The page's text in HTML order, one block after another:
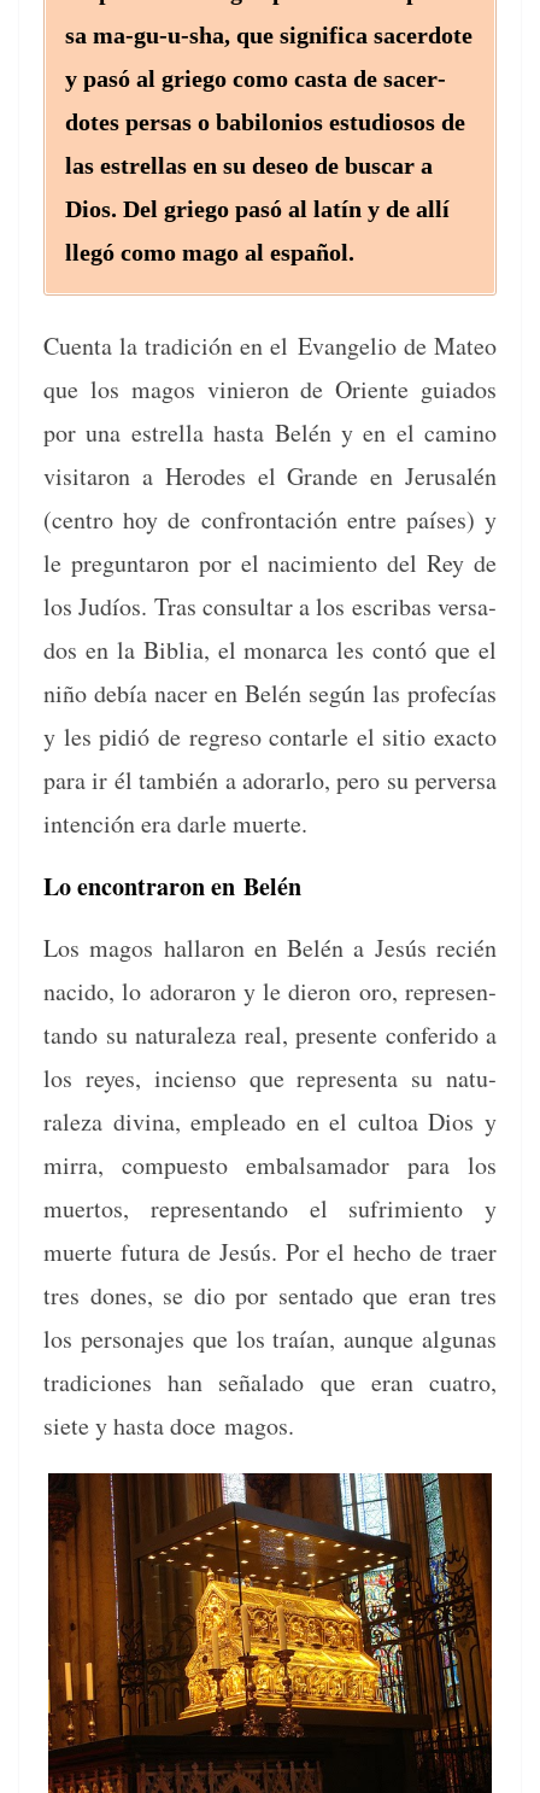
sa ma-gu-u-sha, que sig­nifi­ca sac­er­dote
y pasó al griego como cas­ta de sac­er­
dotes per­sas o babilo­nios estu­diosos de
las estrel­las en su deseo de bus­car a
Dios. Del griego pasó al latín y de allí
llegó como mago al español.
Cuen­ta la tradi­ción en el Evan­ge­lio de Mateo
que los magos vinieron de Ori­ente guia­dos
por una estrel­la has­ta Belén y en el camino
vis­i­taron a Herodes el Grande en Jerusalén
(cen­tro hoy de con­frontación entre país­es) y
le pre­gun­taron por el nacimien­to del Rey de
los Judíos. Tras con­sul­tar a los escribas ver­sa­
dos en la Bib­lia, el monar­ca les con­tó que el
niño debía nac­er en Belén según las pro­fecías
y les pidió de regre­so con­tar­le el sitio exac­to
para ir él tam­bién a ado­rar­lo, pero su per­ver­sa
inten­ción era dar­le muerte.
Lo encontraron en Belén
Los magos hal­laron en Belén a Jesús recién
naci­do, lo ado­raron y le dieron oro, rep­re­sen­
tan­do su nat­u­raleza real, pre­sente con­feri­do a
los reyes, incien­so que rep­re­sen­ta su nat­u­
raleza div­ina, emplea­do en el cul­toa Dios y
mir­ra, com­puesto embal­samador para los
muer­tos, rep­re­sen­tan­do el sufrim­ien­to y
muerte futu­ra de Jesús. Por el hecho de traer
tres dones, se dio por sen­ta­do que eran tres
los per­son­ajes que los traían, aunque algu­nas
tradi­ciones han señal­a­do que eran cua­tro,
siete y has­ta doce magos.